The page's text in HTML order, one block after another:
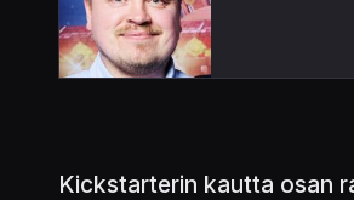
Kickstarterin kautta osan